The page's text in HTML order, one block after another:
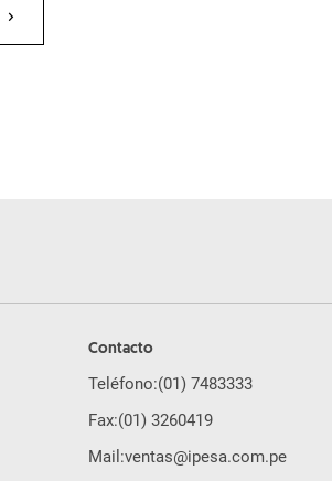
Contacto
Teléfono:(01) 7483333
Fax:(01) 3260419
Mail:ventas@ipesa.com.pe